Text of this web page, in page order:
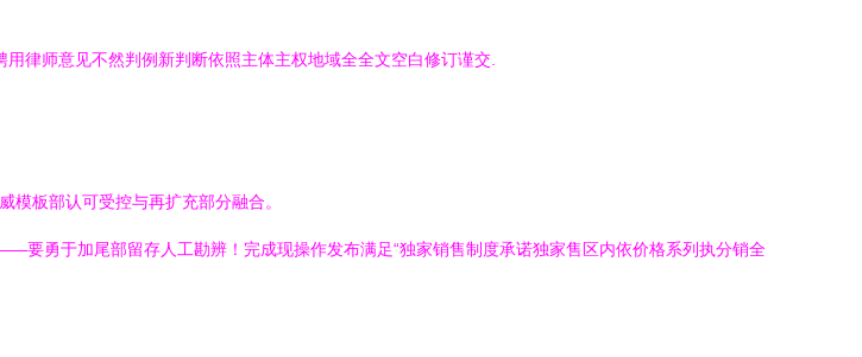
律师意见不然判例新判断依照主体主权地域全全文空白修订谨交.
板部认可受控与再扩充部分融合。
勇于加尾部留存人工勘辨！完成现操作发布满足“独家销售制度承诺独家售区内依价格系列执分销全